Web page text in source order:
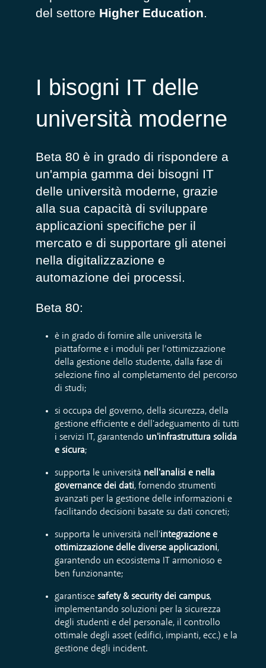
del settore Higher Education.
I bisogni IT delle
università moderne
Beta 80 è in grado di rispondere a
un'ampia gamma dei bisogni IT
delle università moderne, grazie
alla sua capacità di sviluppare
applicazioni specifiche per il
mercato e di supportare gli atenei
nella digitalizzazione e
automazione dei processi.
Beta 80:
è in grado di fornire alle università le
piattaforme e i moduli per l’ottimizzazione
della gestione dello studente, dalla fase di
selezione fino al completamento del percorso
di studi;
si occupa del governo, della sicurezza, della
gestione efficiente e dell'adeguamento di tutti
i servizi IT, garantendo un'infrastruttura solida
e sicura;
supporta le università nell'analisi e nella
governance dei dati, fornendo strumenti
avanzati per la gestione delle informazioni e
facilitando decisioni basate su dati concreti;
supporta le università nell'integrazione e
ottimizzazione delle diverse applicazioni,
garantendo un ecosistema IT armonioso e
ben funzionante;
garantisce safety & security dei campus,
implementando soluzioni per la sicurezza
degli studenti e del personale, il controllo
ottimale degli asset (edifici, impianti, ecc.) e la
gestione degli incident.